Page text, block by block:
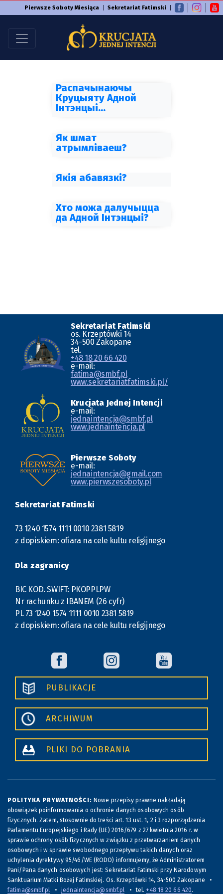
Pierwsze Soboty Miesiąca Sekretariat Fatimski
Распачынаючы
Круцыяту Адной
Інтэнцыі…
Як шмат
атрымліваеш?
Якія абавязкі?
Хто можа далучыцца
да Адной Інтэнцыі?
Sekretariat Fatimski
os. Krzeptówki 14
34-500 Zakopane
tel.
+48 18 20 66 420
e-mail:
fatima@smbf.pl
www.sekretariatfatimski.pl/
Krucjata Jednej Intencji
e-mail:
jednaintencja@smbf.pl
www.jednaintencja.pl
Pierwsze Soboty
e-mail:
jednaintencja@gmail.com
www.pierwszesoboty.pl
Sekretariat Fatimski
73 1240 1574 1111 0010 2381 5819
z dopiskiem: ofiara na cele kultu religijnego
Dla zagranicy
BIC KOD. SWIFT: PKOPPLPW
Nr rachunku z IBANEM (26 cyfr)
PL 73 1240 1574 1111 0010 2381 5819
z dopiskiem: ofiara na cele kultu religijnego
PUBLIKACJE
ARCHIWUM
PLIKI DO POBRANIA
POLITYKA PRYWATNOŚCI: Nowe przepisy prawne nakładają
obowiązek poinformowania o ochronie danych osobowych osób
fizycznych. Zatem, stosownie do treści art. 13 ust. 1, 2 i 3 rozporządzenia
Parlamentu Europejskiego i Rady (UE) 2016/679 z 27 kwietnia 2016 r. w
sprawie ochrony osób fizycznych w związku z przetwarzaniem danych
osobowych i w sprawie swobodnego przepływu takich danych oraz
uchylenia dyrektywy 95/46/WE (RODO) informujemy, że Administratorem
Pani/Pana danych osobowych jest: Sekretariat Fatimski przy Narodowym
Sanktuarium Matki Bożej Fatimskiej. Os. Krzeptówki 14, 34-500 Zakopane •
fatima@smbf.pl •jednaintencja@smbf.pl • tel. +48 18 20 66 420.